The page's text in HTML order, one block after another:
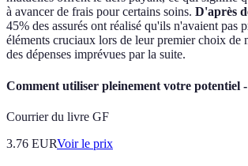
à avancer de frais pour certains soins. D'après
45% des assurés ont réalisé qu'ils n'avaient pas
éléments cruciaux lors de leur premier choix de
des dépenses imprévues par la suite.
Comment utiliser pleinement votre potentiel
Courrier du livre GF
3.76 EURVoir le prix